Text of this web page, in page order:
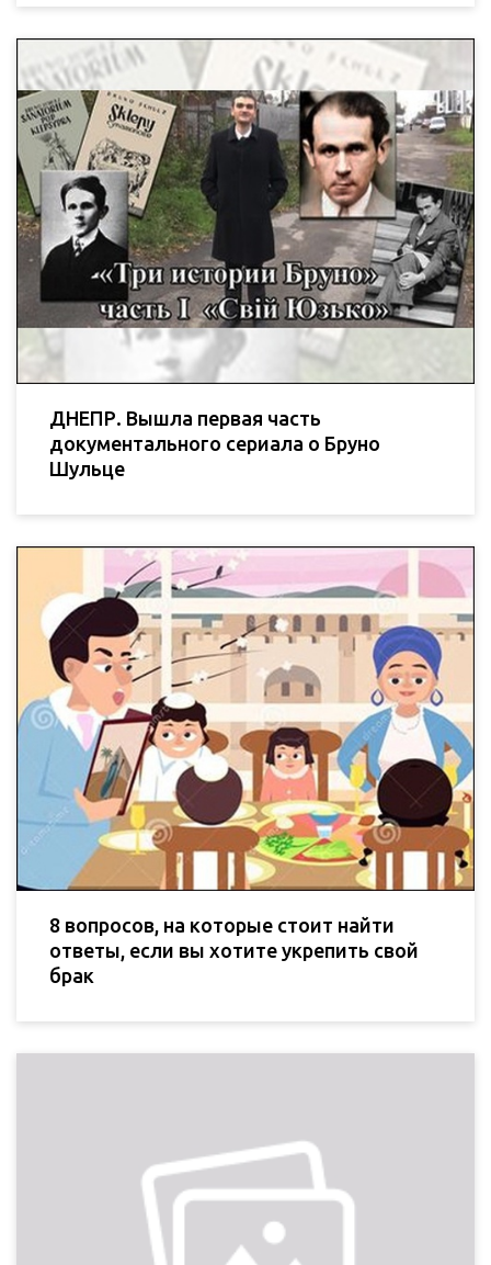
ДНЕПР. Вышла первая часть
документального сериала о Бруно
Шульце
8 вопросов, на которые стоит найти
ответы, если вы хотите укрепить свой
брак